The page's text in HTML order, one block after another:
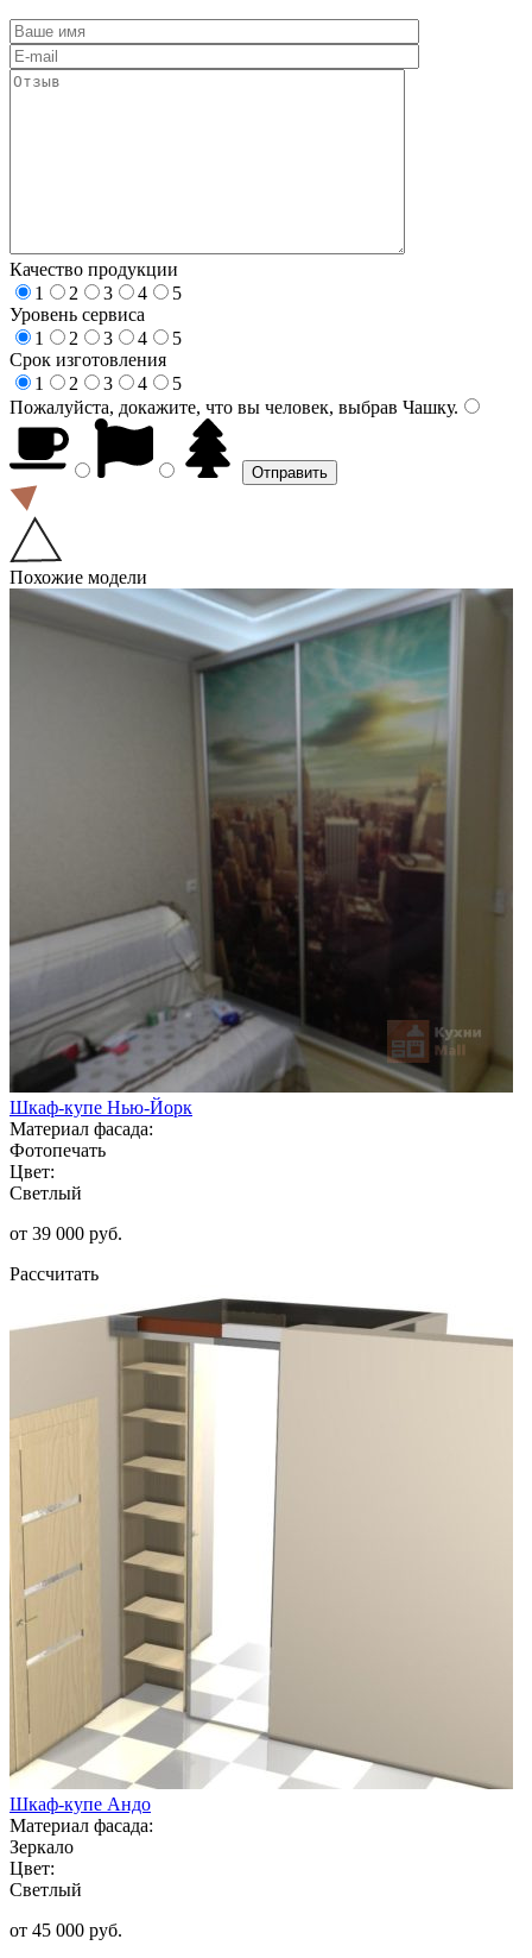
Качество продукции
1
2 3 4
5
Уровень сервиса
1
2 3 4
5
Срок изготовления
1
2 3 4
5
Пожалуйста, докажите, что вы человек, выбрав Чашку.
Похожие модели
Шкаф-купе Нью-Йорк
Материал фасада:
Фотопечать
Цвет:
Светлый
от 39 000 руб.
Рассчитать
Шкаф-купе Андо
Материал фасада:
Зеркало
Цвет:
Светлый
от 45 000 руб.